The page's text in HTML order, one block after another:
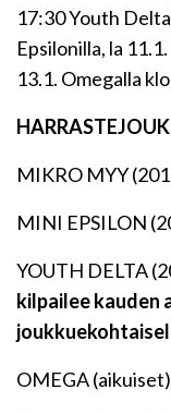
17:30 Youth
Epsilonilla, la
13.1. Omegalla
MIKRO MYY
MINI EPSILON
YOUTH DELTA
kilpailee kauden
OMEGA (aikuiset)